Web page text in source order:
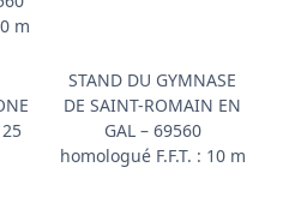
m
STAND DU GYMNASE
DE SAINT-ROMAIN EN
GAL – 69560
homologué F.F.T. : 10 m